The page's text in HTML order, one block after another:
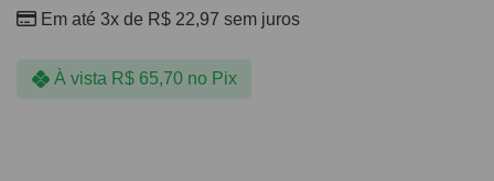
Em até 3x de R$ 22,97 sem juros
À vista R$65,70 no Pix